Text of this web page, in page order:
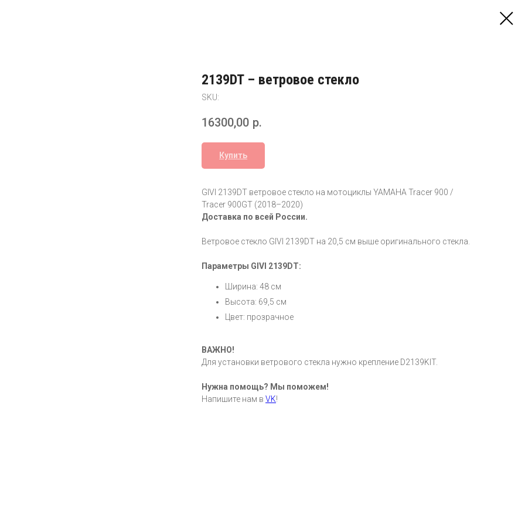
2139DT – ветровое стекло
SKU:
16300,00 р.
Купить
GIVI 2139DT ветровое стекло на мотоциклы YAMAHA Tracer 900 /
Tracer 900GT (2018–2020)
Доставка по всей России.
Ветровое стекло GIVI 2139DT на 20,5 см выше оригинального стекла.
Параметры GIVI 2139DT:
Ширина: 48 см
Высота: 69,5 см
Цвет: прозрачное
ВАЖНО!
Для установки ветрового стекла нужно крепление D2139KIT.
Нужна помощь? Мы поможем!
Напишите нам в VK!